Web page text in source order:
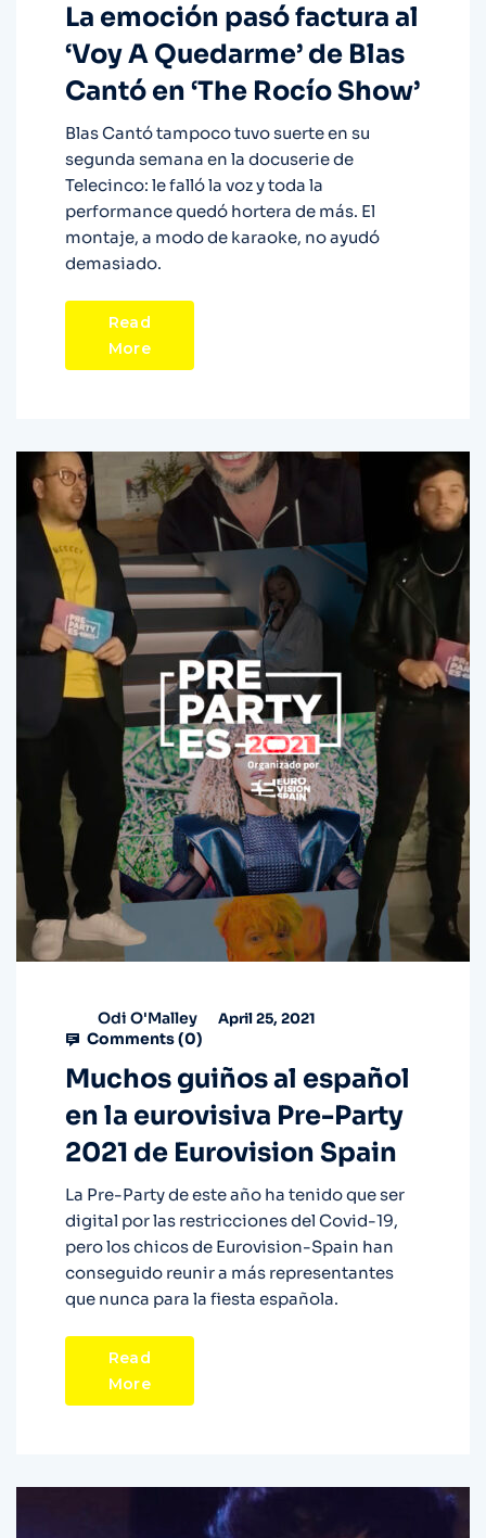
La emoción pasó factura al
‘Voy A Quedarme’ de Blas
Cantó en ‘The Rocío Show’
Blas Cantó tampoco tuvo suerte en su
segunda semana en la docuserie de
Telecinco: le falló la voz y toda la
performance quedó hortera de más. El
montaje, a modo de karaoke, no ayudó
demasiado.
Read
More
Odi O'Malley April 25, 2021
Comments (0)
Muchos guiños al español
en la eurovisiva Pre-Party
2021 de Eurovision Spain
La Pre-Party de este año ha tenido que ser
digital por las restricciones del Covid-19,
pero los chicos de Eurovision-Spain han
conseguido reunir a más representantes
que nunca para la fiesta española.
Read
More